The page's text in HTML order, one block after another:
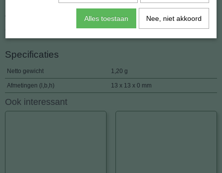
Afmeting tot aan het haakje: 13 mm.
Specificaties
Netto gewicht 1,20 g
Afmetingen (l,b,h) 13 x 13 x 0 mm
Ook interessant
Alles toestaan Nee, niet akkoord